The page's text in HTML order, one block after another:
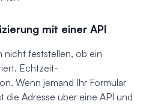
mit einer API
nicht feststellen, ob ein
Echtzeit-
Wenn jemand Ihr Formular
die Adresse über eine API und